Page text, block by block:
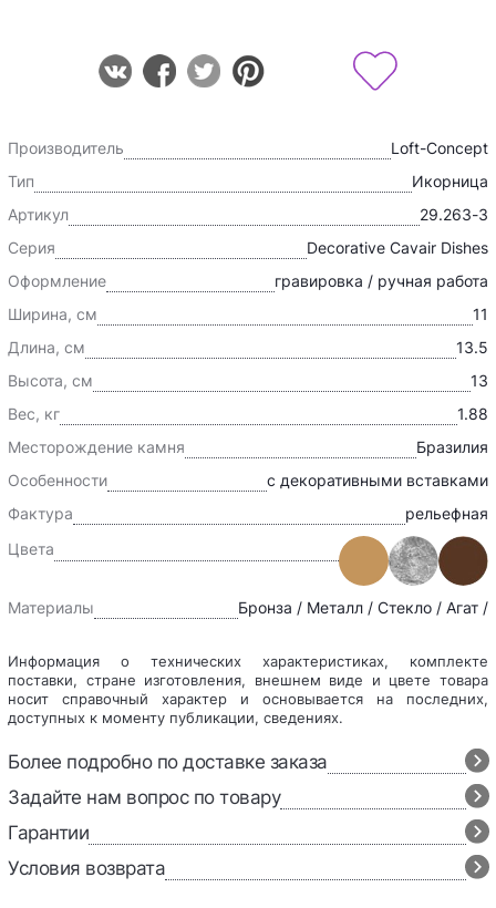
Производитель
Loft-Concept
Тип
Икорница
Артикул
29.263-3
Серия
Decorative Cavair Dishes
Оформление
гравировка / ручная работа
Ширина, см
11
Длина, см
13.5
Высота, см
13
Вес, кг
1.88
Месторождение камня
Бразилия
Особенности
с декоративными вставками
Фактура
рельефная
Цвета
Материалы Бронза / Металл / Стекло / Агат /
Информация о технических характеристиках, комплекте
поставки, стране изготовления, внешнем виде и цвете товара
носит справочный характер и основывается на последних,
доступных к моменту публикации, сведениях.
Более подробно по доставке заказа
Задайте нам вопрос по товару
Гарантии
Условия возврата